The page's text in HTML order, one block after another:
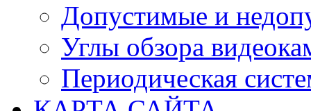
Допустимые и
Углы обзора
Периодическая